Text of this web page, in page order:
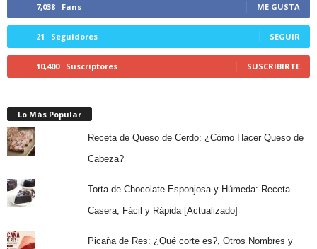
7,038 Fans ME GUSTA
21 Seguidores SEGUIR
10,400 Suscriptores SUSCRIBIRTE
Lo Más Popular
Receta de Queso de Cerdo: ¿Cómo Hacer Queso de
Cabeza?
Torta de Chocolate Esponjosa y Húmeda: Receta
Casera, Fácil y Rápida [Actualizado]
Picaña de Res: ¿Qué corte es?, Otros Nombres y